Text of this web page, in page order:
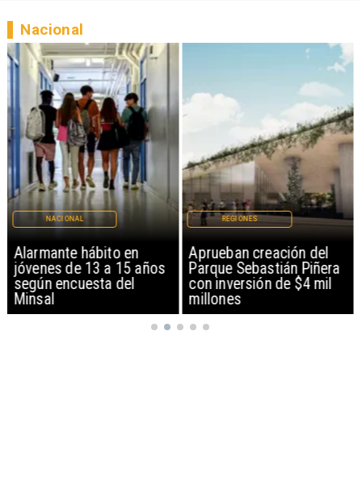
Alarmante hábito en
jóvenes de 13 a 15 años
según encuesta del
Minsal
NACIONAL
Aprueban creación del
Parque Sebastián Piñera
con inversión de $4 mil
millones
REGIONES
Nacional